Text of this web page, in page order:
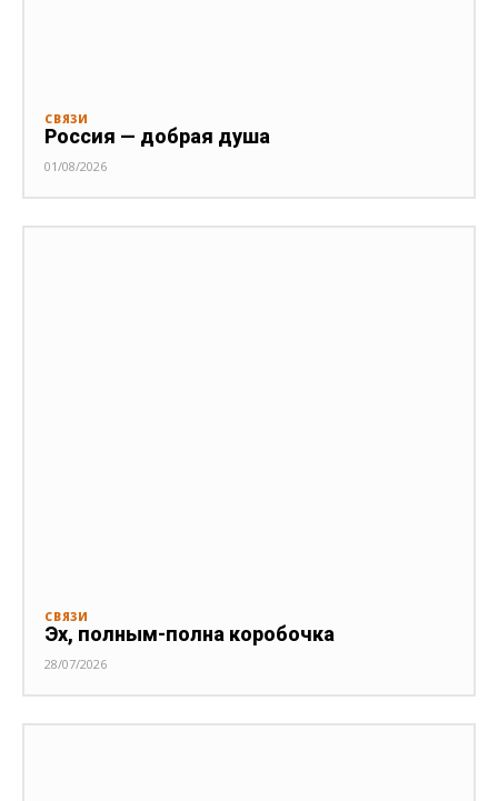
СВЯЗИ
Россия — добрая душа
01/08/2026
СВЯЗИ
Эх, полным-полна коробочка
28/07/2026